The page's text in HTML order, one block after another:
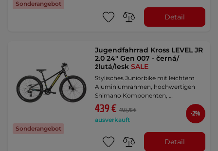
Sonderangebot
Detail
Sonderangebot
Jugendfahrrad Kross LEVEL JR
2.0 24" Gen 007 - černá/
žlutá/leskSALE
Stylisches Juniorbike mit leichtem
Aluminiumrahmen, hochwertigen
Shimano Komponenten, …
439 € 450,20 €
ausverkauft
-2%
Detail